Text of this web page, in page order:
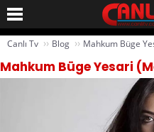
Canlı Tv ›› Blog ›› Mahkum Büge
Mahkum Büge Yesari